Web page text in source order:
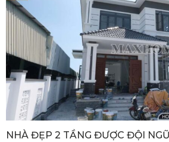
NHÀ ĐẸP 2 TẦNG ĐƯỢC ĐỘI